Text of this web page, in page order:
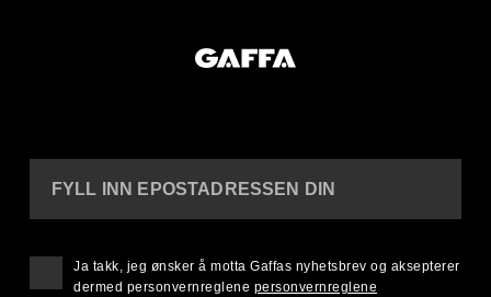
FYLL INN EPOSTADRESSEN DIN
Ja takk, jeg ønsker å motta Gaffas nyhetsbrev og aksepterer
dermed personvernreglene personvernreglene